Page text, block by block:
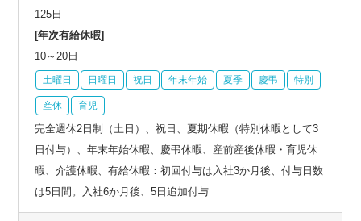
125日
[年次有給休暇]
10～20日
土曜日 日曜日 祝日 年末年始 夏季 慶弔 特別
産休 育児
完全週休2日制（土日）、祝日、夏期休暇（特別休暇として3
日付与）、年末年始休暇、慶弔休暇、産前産後休暇・育児休
暇、介護休暇、有給休暇：初回付与は入社3か月後、付与日数
は5日間。入社6か月後、5日追加付与